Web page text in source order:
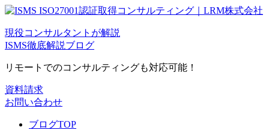
現役コンサルタントが解説
ISMS徹底解説ブログ
リモートでのコンサルティングも対応可能！
資料請求
お問い合わせ
ブログTOP